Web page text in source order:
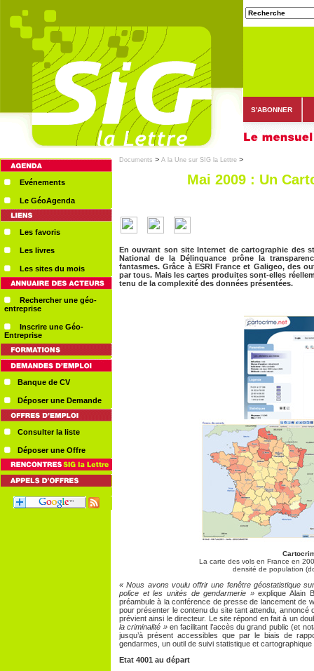
S'ABONNER
Evénements
Le GéoAgenda
Les favoris
Les livres
Les sites du mois
Rechercher une géo-
entreprise
Inscrire une Géo-
Entreprise
Banque de CV
Déposer une Demande
Consulter la liste
Déposer une Offre
Documents > A la Une sur SIG la Lettre >
Mai 2009 : Un
En ouvrant son site Internet de cartographie des
National de la Délinquance prône la
fantasmes. Grâce à ESRI France et Galigeo, des
par tous. Mais les cartes produites sont-elles
tenu de la complexité des données présentées.
La carte des vols en France en
densité de population
« Nous avons voulu offrir une fenêtre géostatistique
police et les unités de gendarmerie »explique Alain
préambule à la conférence de presse de lancement de
pour présenter le contenu du site tant attendu, annoncé
prévient ainsi le directeur. Le site répond en fait à un
la criminalité »en facilitant l’accès du grand public (et
jusqu’à présent accessibles que par le biais de
gendarmes, un outil de suivi statistique et
Etat 4001 au départ